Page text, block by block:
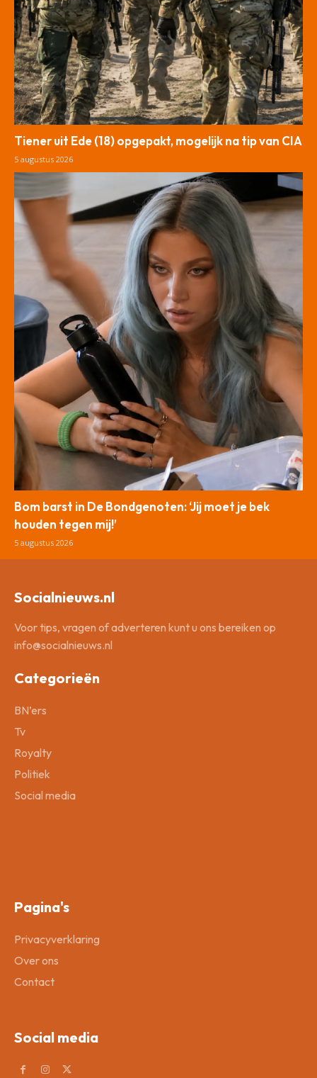
Tiener uit Ede (18) opgepakt, mogelijk na tip van CIA
5 augustus 2026
Bom barst in De Bondgenoten: ‘Jij moet je bek
houden tegen mij!’
5 augustus 2026
Socialnieuws.nl
Voor tips, vragen of adverteren kunt u ons bereiken op
info@socialnieuws.nl
Categorieën
BN’ers
Tv
Royalty
Politiek
Social media
Pagina's
Privacyverklaring
Over ons
Contact
Social media